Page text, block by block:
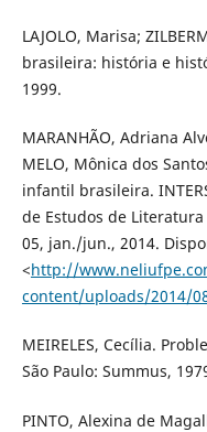
LAJOLO, Marisa;
brasileira: história e
1999.
MARANHÃO, Adriana
MELO, Mônica dos
infantil brasileira.
de Estudos de
05, jan./jun., 2014.
<http://
content/uploads/2014/
MEIRELES, Cecília.
São Paulo: Summus,
PINTO, Alexina de